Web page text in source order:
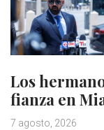
Los
fianza en
7 agosto, 2026